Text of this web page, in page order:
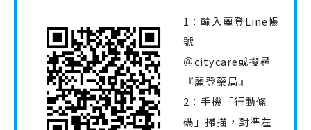
1：輸入麗登Line帳
號
＠citycare或搜尋
『麗登藥局』
2：手機「行動條
碼」掃描，對準左